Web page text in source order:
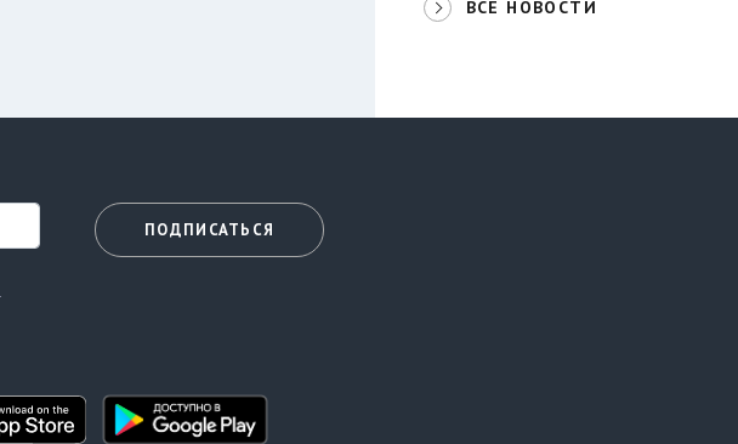
ВСЕ НОВОСТИ
ПОДПИСАТЬСЯ